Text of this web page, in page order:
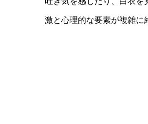
激と心理的な要素が複雑に